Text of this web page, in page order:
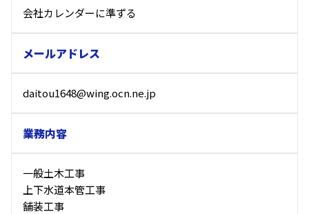
会社カレンダーに準ずる
メールアドレス
daitou1648@wing.ocn.ne.jp
業務内容
一般土木工事
上下水道本管工事
舗装工事